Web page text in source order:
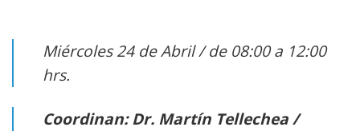
Miércoles 24 de Abril / de 08:00 a 12:00
hrs.
Coordinan: Dr. Martín Tellechea /